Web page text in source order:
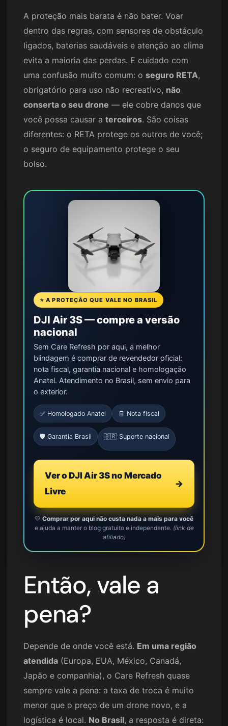
A proteção mais barata é não bater. Voar
dentro das regras, com sensores de obstáculo
ligados, baterias saudáveis e atenção ao clima
evita a maioria das perdas. E cuidado com
uma confusão muito comum: o seguro RETA,
obrigatório para uso não recreativo, não
conserta o seu drone — ele cobre danos que
você possa causar a terceiros. São coisas
diferentes: o RETA protege os outros de você;
o seguro de equipamento protege o seu
bolso.
⭐ A PROTEÇÃO QUE VALE NO BRASIL
DJI Air 3S — compre a versão
nacional
Sem Care Refresh por aqui, a melhor
blindagem é comprar de revendedor oficial:
nota fiscal, garantia nacional e homologação
Anatel. Atendimento no Brasil, sem envio para
o exterior.
✅ Homologado Anatel 🧾 Nota fiscal
🛡️ Garantia Brasil 🇧🇷 Suporte nacional
Ver o DJI Air 3S no Mercado
Livre
→
💛 Comprar por aqui não custa nada a mais para você
e ajuda a manter o blog gratuito e independente. (link de
afiliado)
Então, vale a
pena?
Depende de onde você está. Em uma região
atendida (Europa, EUA, México, Canadá,
Japão e companhia), o Care Refresh quase
sempre vale a pena: a taxa de troca é muito
menor que o preço de um drone novo, e a
logística é local. No Brasil, a resposta é direta: